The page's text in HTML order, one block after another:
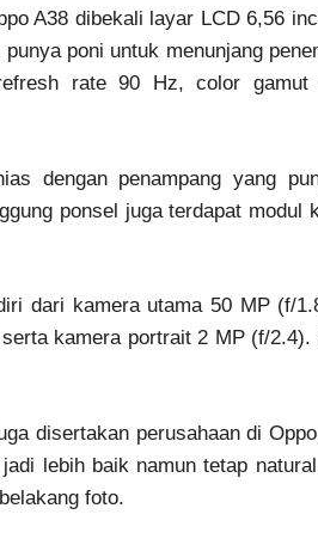
A38 dibekali layar LCD 6,56
poni untuk menunjang
rate 90 Hz, color gamut
dengan penampang yang
ponsel juga terdapat modul
dari kamera utama 50 MP (f/
kamera portrait 2 MP (f/2.4).
disertakan perusahaan di
lebih baik namun tetap
foto.